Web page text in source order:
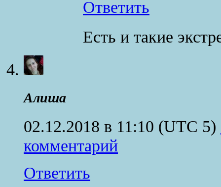
Ответить
Есть и такие
Алиша
02.12.2018 в 11:10 (UTC 5)
комментарий
Ответить